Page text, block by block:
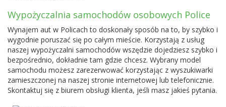
Wypożyczalnia samochodów osobowych Police
Wynajem aut w Policach to doskonały sposób na to, by szybko i
wygodnie poruszać się po całym mieście. Korzystają z usług
naszej wypożyczalni samochodów wszędzie dojedziesz szybko i
bezpośrednio, dokładnie tam gdzie chcesz. Wybrany model
samochodu możesz zarezerwować korzystając z wyszukiwarki
zamieszczonej na naszej stronie internetowej lub telefonicznie.
Skontaktuj się z biurem obsługi klienta, jeśli masz jakieś pytania.